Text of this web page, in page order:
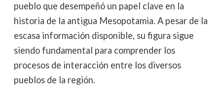
pueblo que desempeñó un papel clave en la
historia de la antigua Mesopotamia. A pesar de la
escasa información disponible, su figura sigue
siendo fundamental para comprender los
procesos de interacción entre los diversos
pueblos de la región.